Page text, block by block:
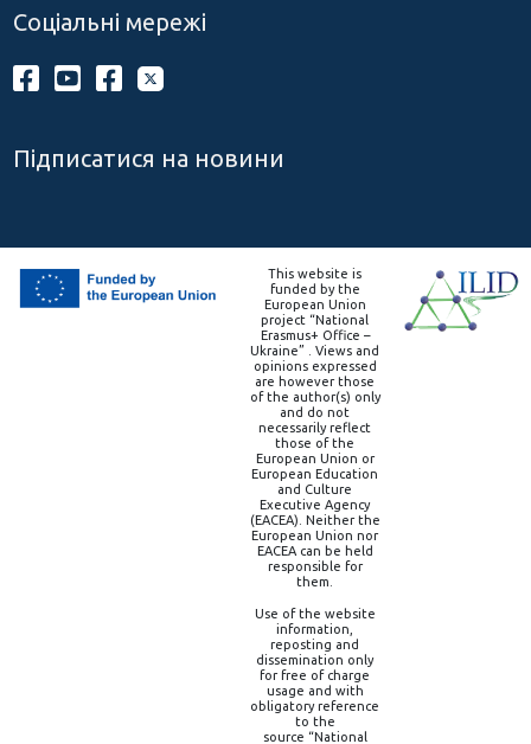
Соціальні мережі
Підписатися на новини
This website is
funded by the
European Union
project “National
Erasmus+ Office –
Ukraine” . Views and
opinions expressed
are however those
of the author(s) only
and do not
necessarily reflect
those of the
European Union or
European Education
and Culture
Executive Agency
(EACEA). Neither the
European Union nor
EACEA can be held
responsible for
them.
Use of the website
information,
reposting and
dissemination only
for free of charge
usage and with
obligatory reference
to the
source “National